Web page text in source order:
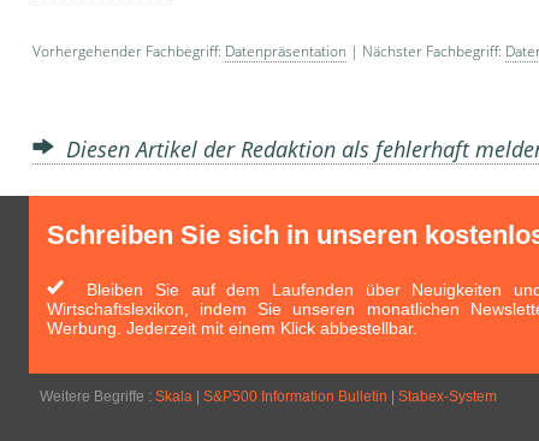
Vorhergehender Fachbegriff: Datenpräsentation | Nächster Fachbegriff:
Diesen Artikel der Redaktion als fehlerhaft
Schreiben Sie sich in unseren
Bleiben Sie auf dem Laufenden über Neuigkeiten
Wirtschaftslexikon, indem Sie unseren monatlichen
Werbung. Jederzeit mit einem Klick abbestellbar.
Weitere Begriffe : Skala S&P500 Information Bulletin Stabex-System